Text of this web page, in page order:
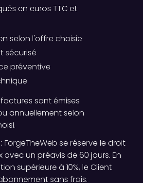
en euros TTC et
selon l'offre choisie
sécurisé
préventive
factures sont émises
annuellement selon
ForgeTheWeb se réserve le droit
avec un préavis de 60 jours. En
supérieure à 10%, le Client
sans frais.